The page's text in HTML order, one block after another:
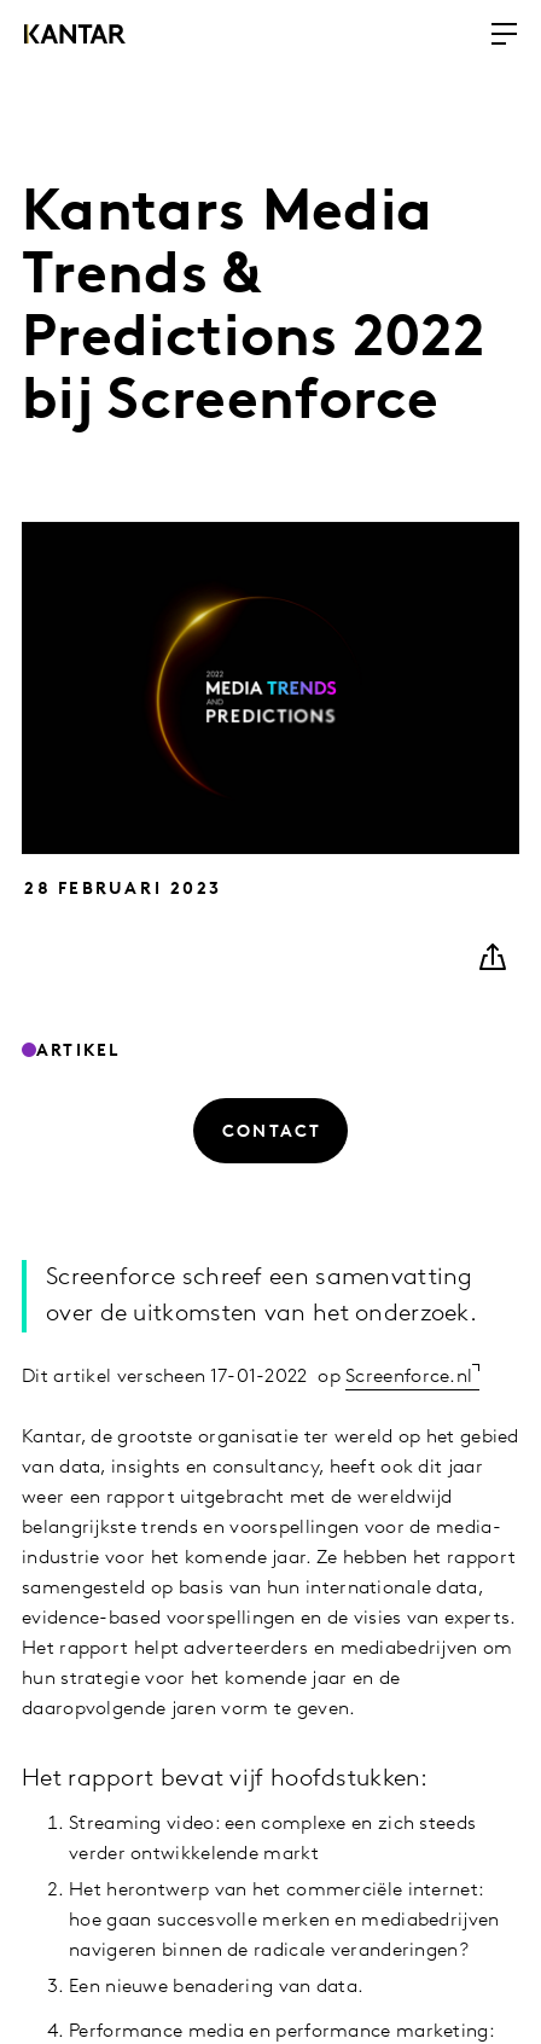
Kantars Media
Trends &
Predictions 2022
bij Screenforce
28 FEBRUARI 2023
ARTIKEL
CONTACT
Screenforce schreef een samenvatting
over de uitkomsten van het onderzoek.
Dit artikel verscheen 17-01-2022 opScreenforce.nl
Kantar, de grootste organisatie ter wereld op het gebied
van data, insights en consultancy, heeft ook dit jaar
weer een rapport uitgebracht met de wereldwijd
belangrijkste trends en voorspellingen voor de media-
industrie voor het komende jaar. Ze hebben het rapport
samengesteld op basis van hun internationale data,
evidence-based voorspellingen en de visies van experts.
Het rapport helpt adverteerders en mediabedrijven om
hun strategie voor het komende jaar en de
daaropvolgende jaren vorm te geven.
Het rapport bevat vijf hoofdstukken:
Streaming video: een complexe en zich steeds
verder ontwikkelende markt
Het herontwerp van het commerciële internet:
hoe gaan succesvolle merken en mediabedrijven
navigeren binnen de radicale veranderingen?
Een nieuwe benadering van data.
Performance media en performance marketing: